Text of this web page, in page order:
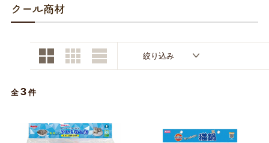
日用品（デイリー）
トリマーグッズ シニアサポート
お問い合わせ
クール商材
絞り込み
全 3 件